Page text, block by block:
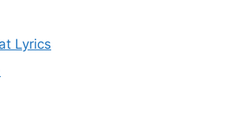
Lyrics